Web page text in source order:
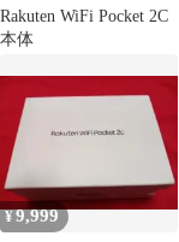
Rakuten WiFi Pocket 2C
本体
¥9,999